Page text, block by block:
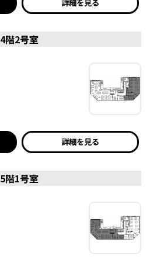
詳細を見る
4階2号室
詳細を見る
5階1号室